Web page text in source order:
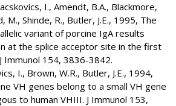
I., Amendt, B.A., Blackmore,
M., Shinde, R., Butler, J.E., 1995, The
variant of porcine IgA results
at the splice acceptor site in the first
Immunol 154, 3836-3842.
I., Brown, W.R., Butler, J.E., 1994,
VH genes belong to a small VH gene
to human VHIII. J Immunol 153,